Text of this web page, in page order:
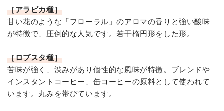
［アラビカ種］
甘い花のような「フローラル」のアロマの香りと強い酸味
が特徴で、圧倒的な人気です。若干楕円形をした形。
［ロブスタ種］
苦味が強く、渋みがあり個性的な風味が特徴。ブレンドや
インスタントコーヒー、缶コーヒーの原料として使われて
います。丸みを帯びています。